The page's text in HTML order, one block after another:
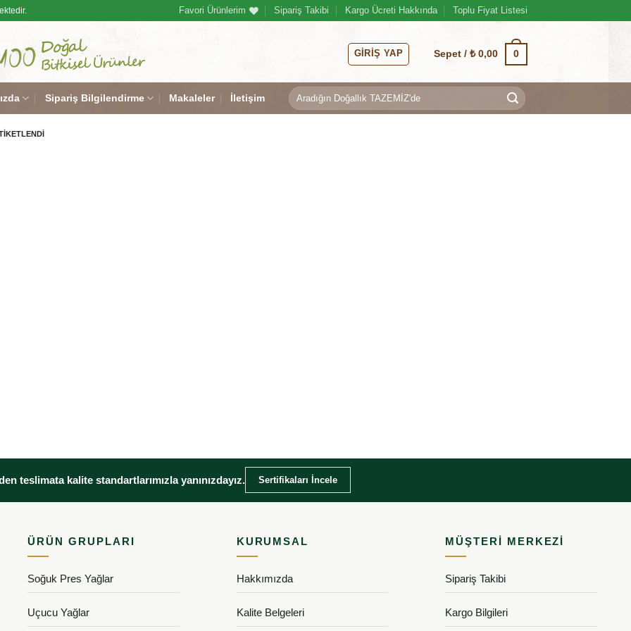
Favori Ürünlerim Sipariş Takibi Kargo Ücreti Hakkında Toplu Fiyat Listesi
GIRIŞ YAP Sepet /₺0,00 0
Sipariş Bilgilendirme Makaleler İletişim
Ara:
teslimata kalite standartlarımızla yanınızdayız. Sertifikaları İncele
ÜRÜN GRUPLARI
Soğuk Pres Yağlar
Uçucu Yağlar
KURUMSAL
Hakkımızda
Kalite Belgeleri
MÜŞTERI MERKEZI
Sipariş Takibi
Kargo Bilgileri